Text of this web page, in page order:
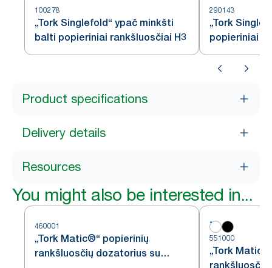
100278
„Tork Singlefold“ ypač minkšti
balti popieriniai rankšluosčiai H3
290143
„Tork
popieriniai
Product specifications
Delivery details
Resources
You might also be interested in...
460001
„Tork Matic®“ popierinių
rankšluosčių dozatorius su
551000
„Tork